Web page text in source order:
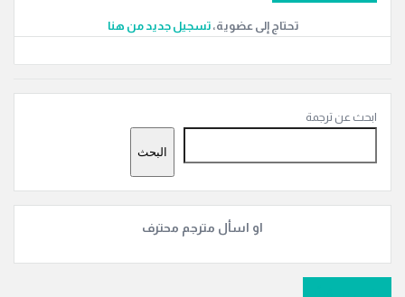
تحتاج إلى عضوية،‫تسجيل جديد من هنا
الجانبية
ابحث عن ترجمة
البحث
او اسأل مترجم محترف